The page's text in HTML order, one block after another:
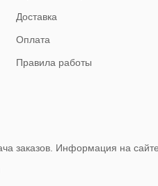
Доставка
Оплата
Правила работы
заказов. Информация на